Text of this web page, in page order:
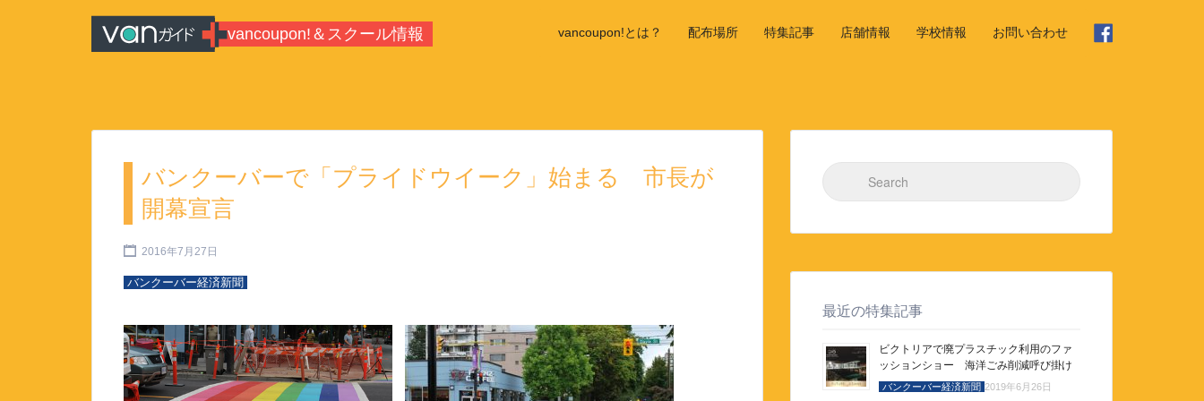
vancoupon!＆スクール情報 vancoupon!とは？ 配布場所 特集記事 店舗情報 学校情報 お問い合わせ
Search for:
バンクーバーで「プライドウイーク」始まる 市長が
開幕宣言
2016年7月27日
バンクーバー経済新聞
Search for:
最近の特集記事
ビクトリアで廃プラスチック利用のファ
ッションショー 海洋ごみ削減呼び掛け
バンクーバー経済新聞 2019年6月26日